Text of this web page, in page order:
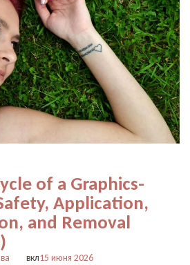
of a Graphics-
Application,
and Removal
вкл15 июня 2026